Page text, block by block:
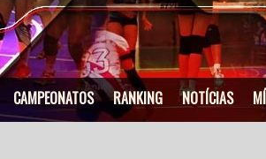
CAMPEONATOS RANKING NOTÍCIAS